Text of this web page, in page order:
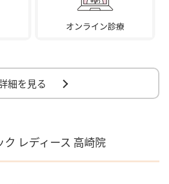
細を見る
ク レディース 高崎院